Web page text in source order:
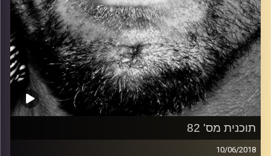
תוכנית מס' 82
10/06/2018